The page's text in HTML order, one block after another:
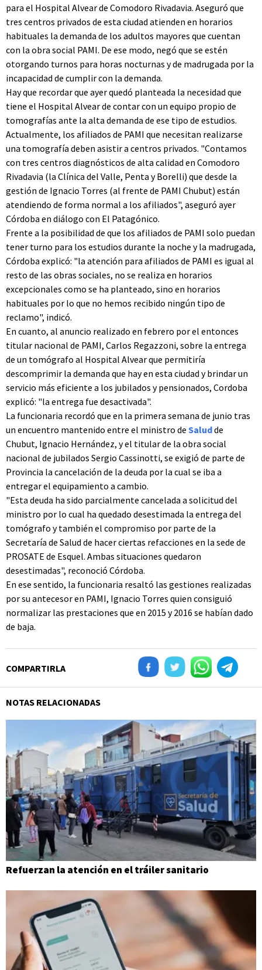
para el Hospital Alvear de Comodoro Rivadavia. Aseguró que
tres centros privados de esta ciudad atienden en horarios
habituales la demanda de los adultos mayores que cuentan
con la obra social PAMI. De ese modo, negó que se estén
otorgando turnos para horas nocturnas y de madrugada por la
incapacidad de cumplir con la demanda.
Hay que recordar que ayer quedó planteada la necesidad que
tiene el Hospital Alvear de contar con un equipo propio de
tomografías ante la alta demanda de ese tipo de estudios.
Actualmente, los afiliados de PAMI que necesitan realizarse
una tomografía deben asistir a centros privados. "Contamos
con tres centros diagnósticos de alta calidad en Comodoro
Rivadavia (la Clínica del Valle, Penta y Borelli) que desde la
gestión de Ignacio Torres (al frente de PAMI Chubut) están
atendiendo de forma normal a los afiliados", aseguró ayer
Córdoba en diálogo con El Patagónico.
Frente a la posibilidad de que los afiliados de PAMI solo puedan
tener turno para los estudios durante la noche y la madrugada,
Córdoba explicó: "la atención para afiliados de PAMI es igual al
resto de las obras sociales, no se realiza en horarios
excepcionales como se ha planteado, sino en horarios
habituales por lo que no hemos recibido ningún tipo de
reclamo", indicó.
En cuanto, al anuncio realizado en febrero por el entonces
titular nacional de PAMI, Carlos Regazzoni, sobre la entrega
de un tomógrafo al Hospital Alvear que permitiría
descomprimir la demanda que hay en esta ciudad y brindar un
servicio más eficiente a los jubilados y pensionados, Cordoba
explicó: "la entrega fue desactivada".
La funcionaria recordó que en la primera semana de junio tras
un encuentro mantenido entre el ministro de Saludde
Chubut, Ignacio Hernández, y el titular de la obra social
nacional de jubilados Sergio Cassinotti, se exigió de parte de
Provincia la cancelación de la deuda por la cual se iba a
entregar el equipamiento a cambio.
"Esta deuda ha sido parcialmente cancelada a solicitud del
ministro por lo cual ha quedado desestimada la entrega del
tomógrafo y también el compromiso por parte de la
Secretaría de Salud de hacer ciertas refacciones en la sede de
PROSATE de Esquel. Ambas situaciones quedaron
desestimadas", reconoció Córdoba.
En ese sentido, la funcionaria resaltó las gestiones realizadas
por su antecesor en PAMI, Ignacio Torres quien consiguió
normalizar las prestaciones que en 2015 y 2016 se habían dado
de baja.
COMPARTIRLA
NOTAS RELACIONADAS
Refuerzan la atención en el tráiler sanitario